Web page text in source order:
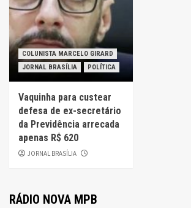
COLUNISTA MARCELO GIRARD
JORNAL BRASÍLIA
POLÍTICA
Vaquinha para custear
defesa de ex-secretário
da Previdência arrecada
apenas R$ 620
JORNAL BRASÍLIA
RÁDIO NOVA MPB